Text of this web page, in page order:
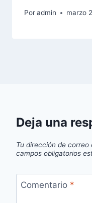
Poradmin marzo
Deja una
Tu dirección de correo
campos obligatorios
Comentario *